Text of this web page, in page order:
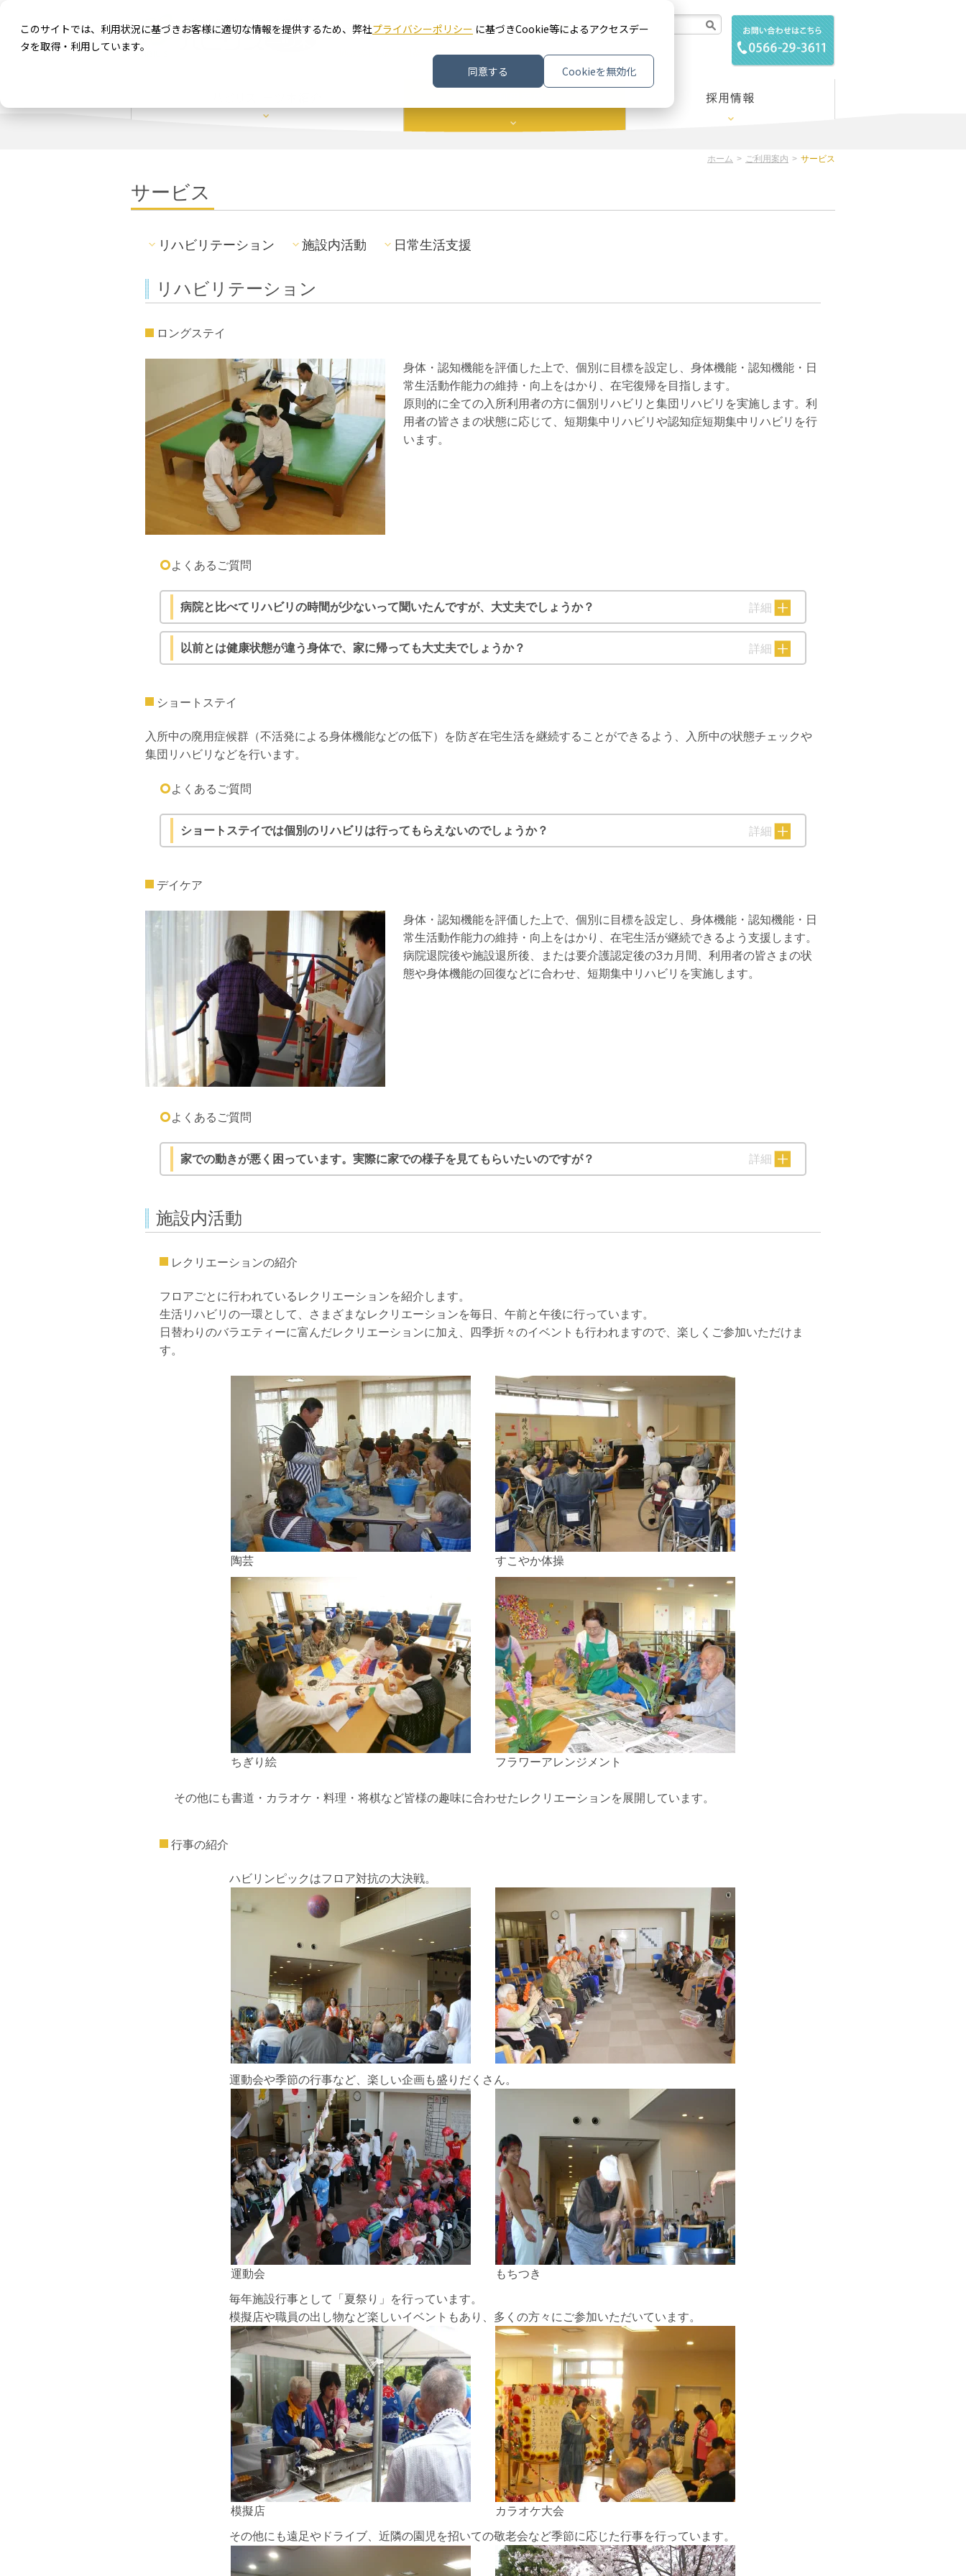
このサイトでは、利用状況に基づきお客様に適切な情報を提供するため、弊社プライバシーポリシー に基づきCookie等によるアクセスデー
タを取得・利用しています。
同意する
Cookieを無効化
ホーム 医療法人豊田会について 文字サイズ 小 中 大 検索
施設案内/施設内案内図 交通アクセス
ホーム ご利用案内 サービス
サービス
リハビリテーション 施設内活動 日常生活支援
リハビリテーション
ロングステイ
身体・認知機能を評価した上で、個別に目標を設定し、身体機能・認知機能・日
常生活動作能力の維持・向上をはかり、在宅復帰を目指します。
原則的に全ての入所利用者の方に個別リハビリと集団リハビリを実施します。利
用者の皆さまの状態に応じて、短期集中リハビリや認知症短期集中リハビリを行
います。
よくあるご質問
病院と比べてリハビリの時間が少ないって聞いたんですが、大丈夫でしょうか？ 詳細
以前とは健康状態が違う身体で、家に帰っても大丈夫でしょうか？ 詳細
ショートステイ
入所中の廃用症候群（不活発による身体機能などの低下）を防ぎ在宅生活を継続することができるよう、入所中の状態チェックや
集団リハビリなどを行います。
よくあるご質問
ショートステイでは個別のリハビリは行ってもらえないのでしょうか？ 詳細
デイケア
身体・認知機能を評価した上で、個別に目標を設定し、身体機能・認知機能・日
常生活動作能力の維持・向上をはかり、在宅生活が継続できるよう支援します。
病院退院後や施設退所後、または要介護認定後の3カ月間、利用者の皆さまの状
態や身体機能の回復などに合わせ、短期集中リハビリを実施します。
よくあるご質問
家での動きが悪く困っています。実際に家での様子を見てもらいたいのですが？ 詳細
施設内活動
レクリエーションの紹介
フロアごとに行われているレクリエーションを紹介します。
生活リハビリの一環として、さまざまなレクリエーションを毎日、午前と午後に行っています。
日替わりのバラエティーに富んだレクリエーションに加え、四季折々のイベントも行われますので、楽しくご参加いただけま
す。
陶芸 すこやか体操
ちぎり絵 フラワーアレンジメント
その他にも書道・カラオケ・料理・将棋など皆様の趣味に合わせたレクリエーションを展開しています。
行事の紹介
ハビリンピックはフロア対抗の大決戦。
運動会や季節の行事など、楽しい企画も盛りだくさん。
運動会 もちつき
毎年施設行事として「夏祭り」を行っています。
模擬店や職員の出し物など楽しいイベントもあり、多くの方々にご参加いただいています。
模擬店 カラオケ大会
その他にも遠足やドライブ、近隣の園児を招いての敬老会など季節に応じた行事を行っています。